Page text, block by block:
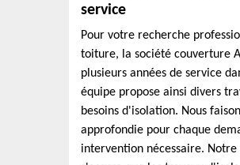
service
Pour votre recherche
toiture, la société couverture
plusieurs années de service
équipe propose ainsi divers
besoins d'isolation. Nous
approfondie pour chaque
intervention nécessaire.